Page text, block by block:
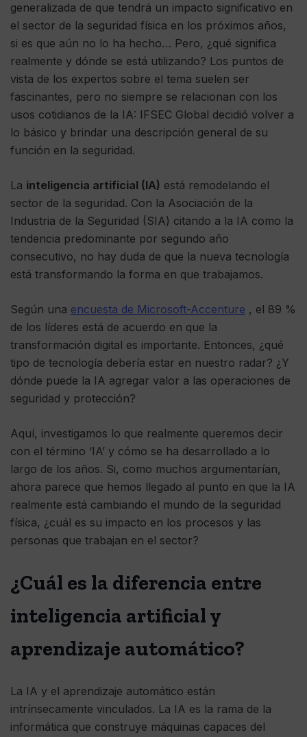
generalizada de que tendrá un impacto significativo en
el sector de la seguridad física en los próximos años,
si es que aún no lo ha hecho… Pero, ¿qué significa
realmente y dónde se está utilizando? Los puntos de
vista de los expertos sobre el tema suelen ser
fascinantes, pero no siempre se relacionan con los
usos cotidianos de la IA: IFSEC Global decidió volver a
lo básico y brindar una descripción general de su
función en la seguridad.
La inteligencia artificial (IA) está remodelando el
sector de la seguridad. Con la Asociación de la
Industria de la Seguridad (SIA) citando a la IA como la
tendencia predominante por segundo año
consecutivo, no hay duda de que la nueva tecnología
está transformando la forma en que trabajamos.
Según una encuesta de Microsoft-Accenture , el 89 %
de los líderes está de acuerdo en que la
transformación digital es importante. Entonces, ¿qué
tipo de tecnología debería estar en nuestro radar? ¿Y
dónde puede la IA agregar valor a las operaciones de
seguridad y protección?
Aquí, investigamos lo que realmente queremos decir
con el término ‘IA’ y cómo se ha desarrollado a lo
largo de los años. Si, como muchos argumentarían,
ahora parece que hemos llegado al punto en que la IA
realmente está cambiando el mundo de la seguridad
física, ¿cuál es su impacto en los procesos y las
personas que trabajan en el sector?
¿Cuál es la diferencia entre
inteligencia artificial y
aprendizaje automático?
La IA y el aprendizaje automático están
intrínsecamente vinculados. La IA es la rama de la
informática que construye máquinas capaces del